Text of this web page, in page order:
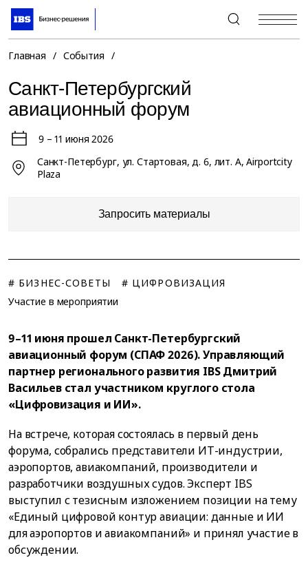
+7 (495) 967-80-80
Главная / События /
Санкт-Петербургский
авиационный форум
9 – 11 июня 2026
Санкт-Петербург, ул. Стартовая, д. 6, лит. А, Airportcity
Plaza
Запросить материалы
# БИЗНЕС-СОВЕТЫ
# ЦИФРОВИЗАЦИЯ
Участие в мероприятии
9–11 июня прошел Санкт-Петербургский
авиационный форум (СПАФ 2026). Управляющий
партнер регионального развития IBS Дмитрий
Васильев стал участником круглого стола
«Цифровизация и ИИ».
На встрече, которая состоялась в первый день
форума, собрались представители ИТ-индустрии,
аэропортов, авиакомпаний, производители и
разработчики воздушных судов. Эксперт IBS
выступил с тезисным изложением позиции на тему
«Единый цифровой контур авиации: данные и ИИ
для аэропортов и авиакомпаний» и принял участие в
обсуждении.